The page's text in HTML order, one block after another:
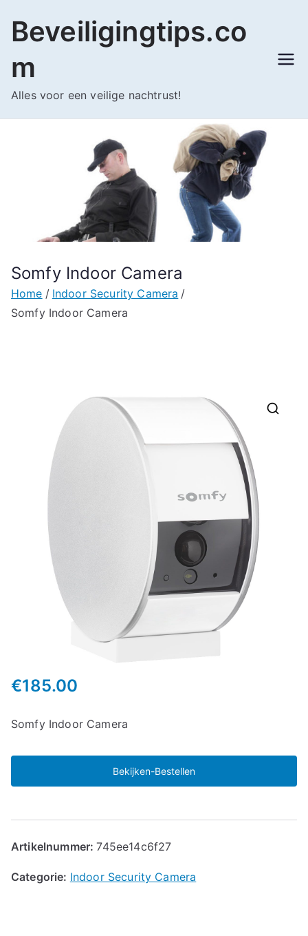
naar
inhoud
Beveiligingtips.co
m
Alles voor een veilige nachtrust!
Somfy Indoor Camera
Home
Indoor Security Camera
Somfy Indoor Camera
€185.00
Somfy Indoor Camera
Bekijken-Bestellen
Artikelnummer:745ee14c6f27
Categorie: Indoor Security Camera